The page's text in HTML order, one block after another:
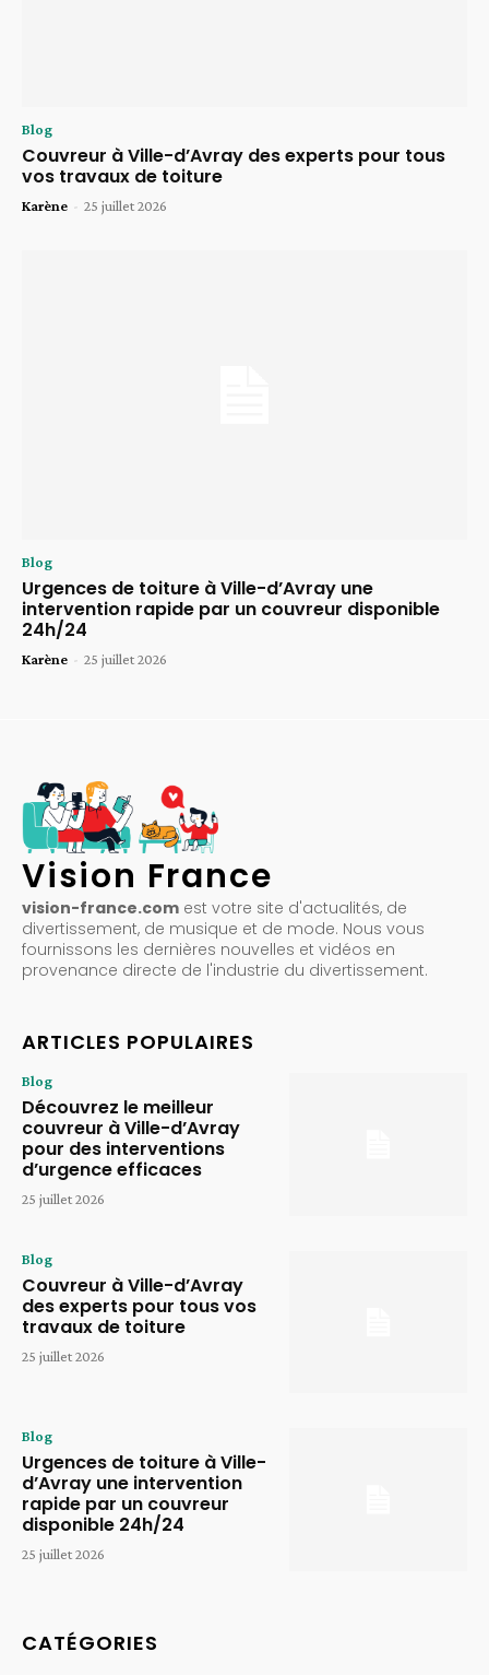
Blog
Couvreur à Ville-d’Avray des experts pour tous
vos travaux de toiture
Karène - 25 juillet 2026
Blog
Urgences de toiture à Ville-d’Avray une
intervention rapide par un couvreur disponible
24h/24
Karène - 25 juillet 2026
Vision France
vision-france.com est votre site d'actualités, de
divertissement, de musique et de mode. Nous vous
fournissons les dernières nouvelles et vidéos en
provenance directe de l'industrie du divertissement.
ARTICLES POPULAIRES
Blog
Découvrez le meilleur
couvreur à Ville-d’Avray
pour des interventions
d’urgence efficaces
25 juillet 2026
Blog
Couvreur à Ville-d’Avray
des experts pour tous vos
travaux de toiture
25 juillet 2026
Blog
Urgences de toiture à Ville-
d’Avray une intervention
rapide par un couvreur
disponible 24h/24
25 juillet 2026
CATÉGORIES